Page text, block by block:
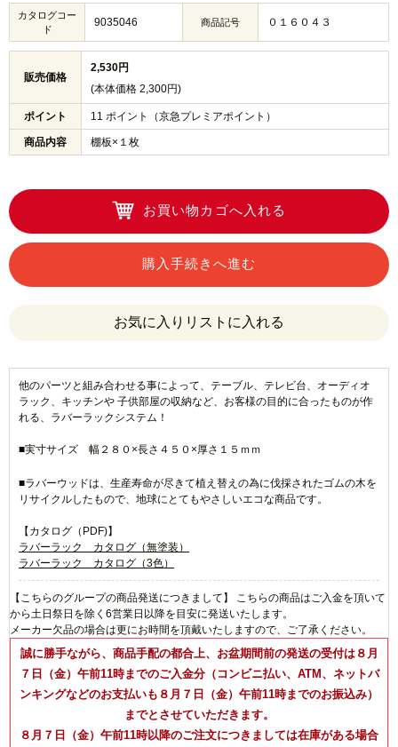
カタログコー
ド
9035046 商品記号 ０１６０４３
販売価格
2,530円
(本体価格 2,300円)
ポイント 11 ポイント（京急プレミアポイント）
商品内容 棚板×１枚
お買い物カゴへ入れる
購入手続きへ進む
他のパーツと組み合わせる事によって、テーブル、テレビ台、オーディオ
ラック、キッチンや 子供部屋の収納など、お客様の目的に合ったものが作
れる、ラバーラックシステム！
■実寸サイズ 幅２８０×長さ４５０×厚さ１５ｍｍ
■ラバーウッドは、生産寿命が尽きて植え替えの為に伐採されたゴムの木を
リサイクルしたもので、地球にとてもやさしいエコな商品です。
【カタログ（PDF)】
ラバーラック カタログ（無塗装）
ラバーラック カタログ（3色）
【こちらのグループの商品発送につきまして】 こちらの商品はご入金を頂いて
から土日祭日を除く6営業日以降を目安に発送いたします。
メーカー欠品の場合は更にお時間を頂戴いたしますので、ご了承ください。
誠に勝手ながら、商品手配の都合上、お盆期間前の発送の受付は８月
７日（金）午前11時までのご入金分（コンビニ払い、ATM、ネットバ
ンキングなどのお支払いも８月７日（金）午前11時までのお振込み）
までとさせていただきます。
８月７日（金）午前11時以降のご注文につきましては在庫がある場合